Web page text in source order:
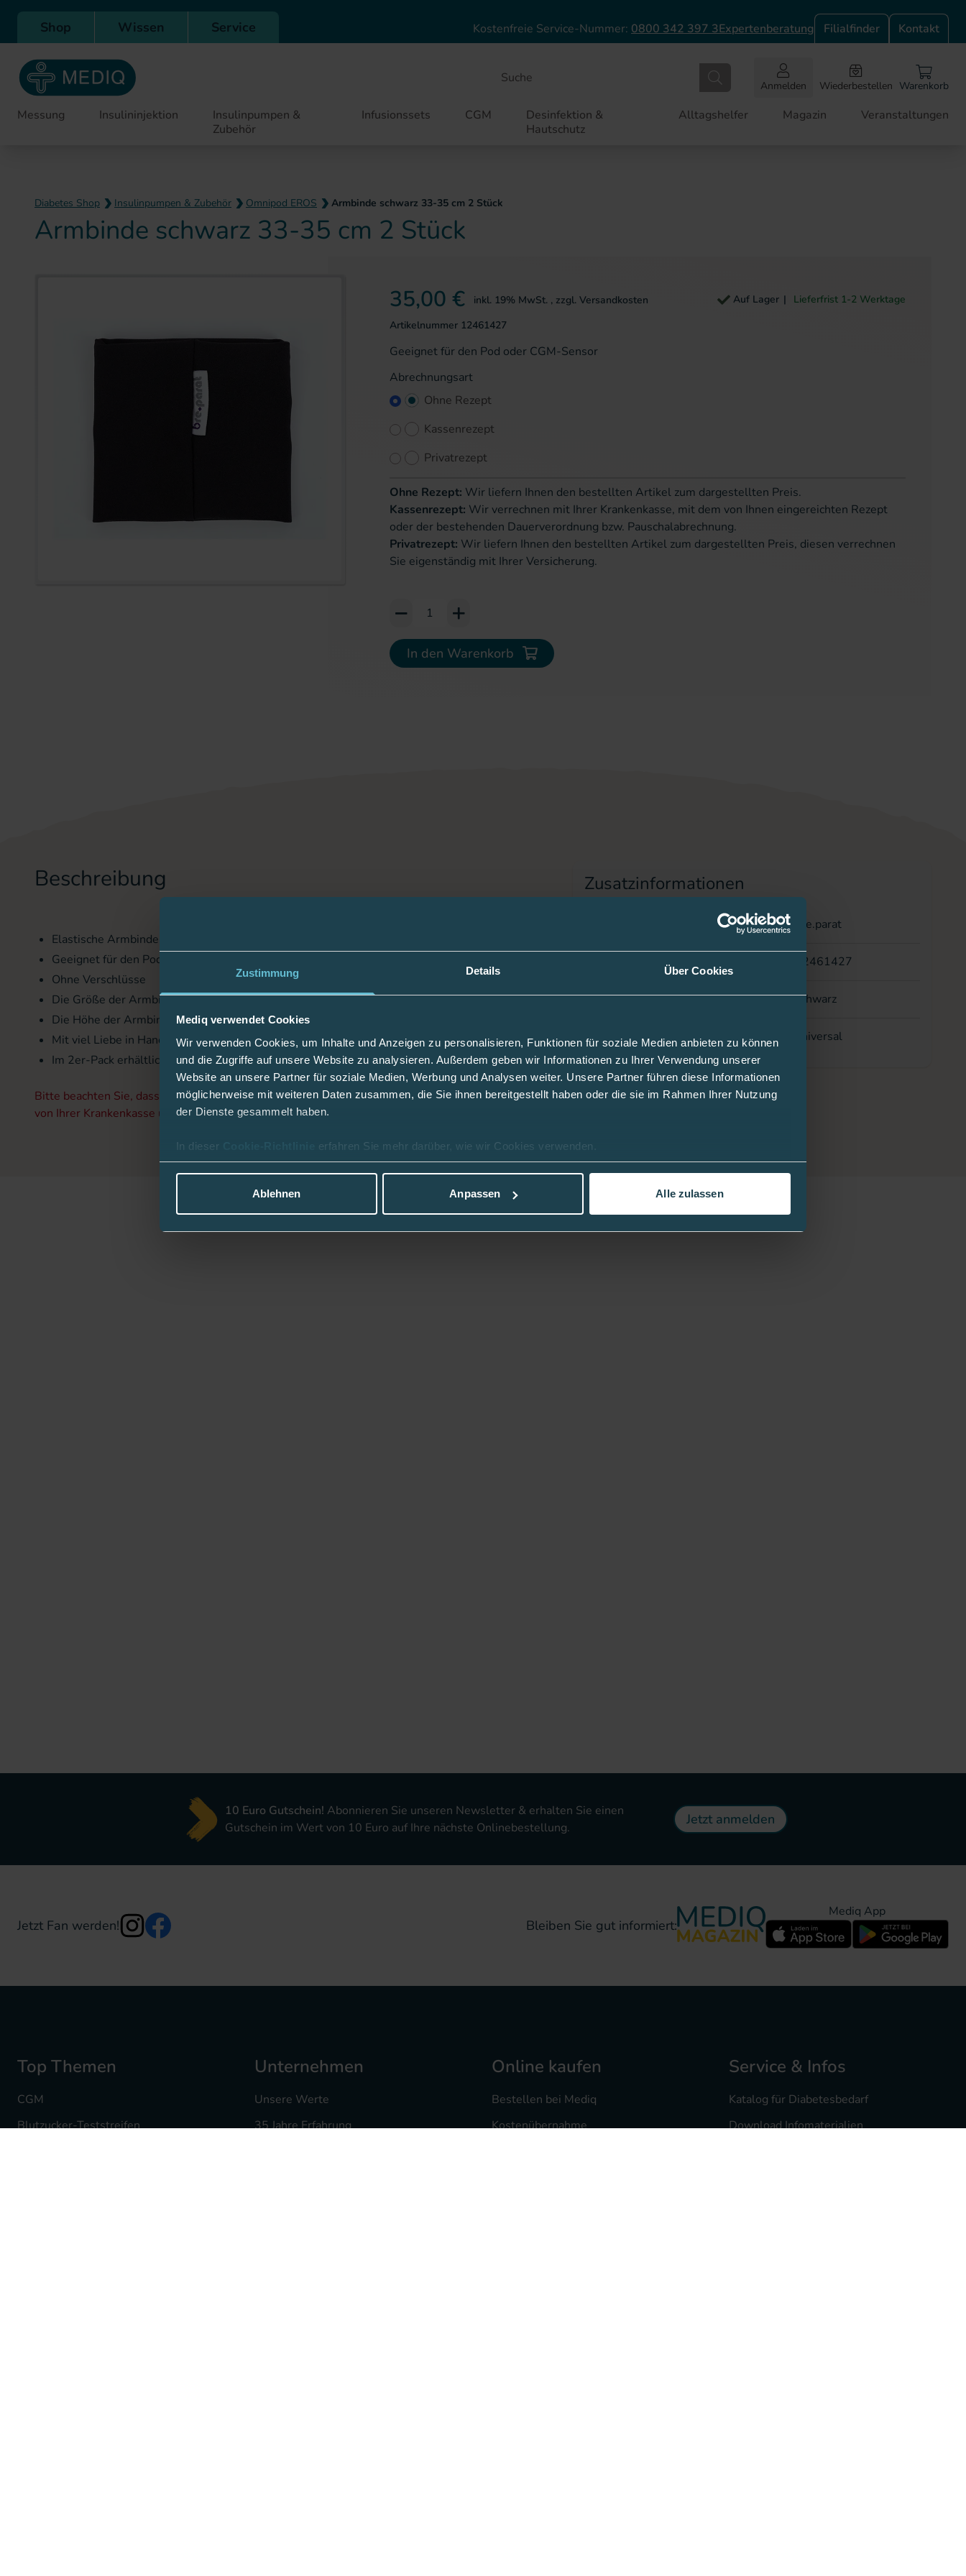
Zustimmung Details Über Cookies
Mediq verwendet Cookies
Wir verwenden Cookies, um Inhalte und Anzeigen zu personalisieren, Funktionen für soziale Medien anbieten zu können
und die Zugriffe auf unsere Website zu analysieren. Außerdem geben wir Informationen zu Ihrer Verwendung unserer
Website an unsere Partner für soziale Medien, Werbung und Analysen weiter. Unsere Partner führen diese Informationen
möglicherweise mit weiteren Daten zusammen, die Sie ihnen bereitgestellt haben oder die sie im Rahmen Ihrer Nutzung
der Dienste gesammelt haben.
In dieser erfahren Sie mehr darüber, wie wir Cookies verwenden.
Ablehnen Anpassen Alle zulassen
Direkt zur Hauptnavigation
Shop Wissen Service Kostenfreie Service-Nummer: 0800 342 397 3Expertenberatung Filialfinder Kontakt
Suche
Anmelden Wiederbestellen Warenkorb
Messung Insulininjektion
Insulinpumpen &
Zubehör
Infusionssets CGM
Desinfektion &
Hautschutz
Alltagshelfer Magazin Veranstaltungen
Diabetes Shop Insulinpumpen & Zubehör Omnipod EROS Armbinde schwarz 33-35 cm 2 Stück
Armbinde schwarz 33-35 cm 2 Stück
35,00 € inkl. 19% MwSt. , zzgl. Versandkosten
Artikelnummer 12461427
Auf Lager Lieferfrist 1-2 Werktage
Geeignet für den Pod oder CGM-Sensor
Abrechnungsart
Ohne Rezept
Kassenrezept
Privatrezept
Ohne Rezept: Wir liefern Ihnen den bestellten Artikel zum dargestellten Preis.
Kassenrezept: Wir verrechnen mit Ihrer Krankenkasse, mit dem von Ihnen eingereichten Rezept
oder der bestehenden Dauerverordnung bzw. Pauschalabrechnung.
Privatrezept: Wir liefern Ihnen den bestellten Artikel zum dargestellten Preis, diesen verrechnen
Sie eigenständig mit Ihrer Versicherung.
Add to Cart or Wish List
In den Warenkorb
Beschreibung
Elastische Armbinde aus schnelltrocknendem Material gefertigt
Geeignet für den Pod oder CGM-Sensor
Ohne Verschlüsse
Die Größe der Armbinden richtet sich nach dem Armumfang inkl. Pod oder Sensor
Die Höhe der Armbinden: 12 cm
Mit viel Liebe in Handarbeit hergestellt
Im 2er-Pack erhältlich
Bitte beachten Sie, dass die Kosten für diesen Artikel im Rahmen einer Pauschalversorgung nicht
von Ihrer Krankenkasse übernommen werden können.
Zusatzinformationen
bre.parat
12461427
Farbe schwarz
Abteilung universal
10 Euro Gutschein! Abonnieren Sie unseren Newsletter & erhalten Sie einen
Gutschein im Wert von 10 Euro auf Ihre nächste Onlinebestellung.
Jetzt anmelden
Jetzt Fan werden! Bleiben Sie gut informiert:
Mediq App
Top Themen
CGM
Blutzucker-Teststreifen
Unternehmen
Unsere Werte
35 Jahre Erfahrung
Online kaufen
Bestellen bei Mediq
Kostenübernahme
Service & Infos
Katalog für Diabetesbedarf
Download Infomaterialien